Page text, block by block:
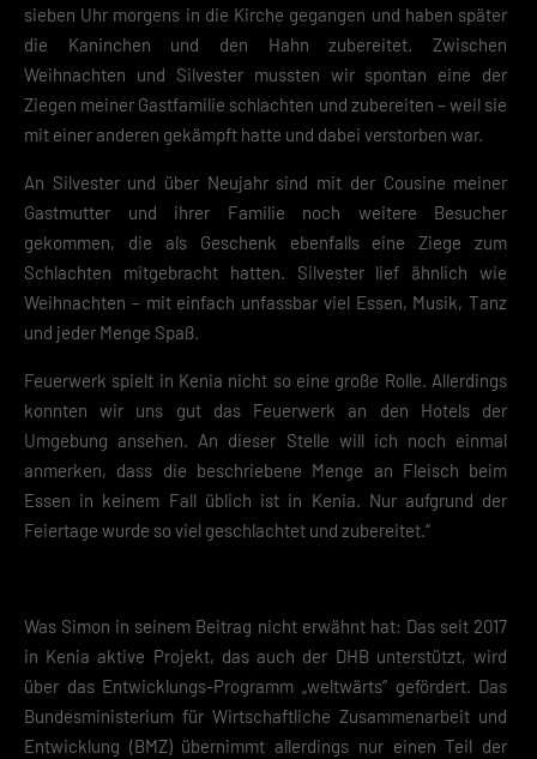
sieben Uhr morgens in die Kirche gegangen und haben später
die Kaninchen und den Hahn zubereitet. Zwischen
Weihnachten und Silvester mussten wir spontan eine der
Ziegen meiner Gastfamilie schlachten und zubereiten – weil sie
mit einer anderen gekämpft hatte und dabei verstorben war.
An Silvester und über Neujahr sind mit der Cousine meiner
Gastmutter und ihrer Familie noch weitere Besucher
gekommen, die als Geschenk ebenfalls eine Ziege zum
Schlachten mitgebracht hatten. Silvester lief ähnlich wie
Weihnachten – mit einfach unfassbar viel Essen, Musik, Tanz
und jeder Menge Spaß.
Feuerwerk spielt in Kenia nicht so eine große Rolle. Allerdings
konnten wir uns gut das Feuerwerk an den Hotels der
Umgebung ansehen. An dieser Stelle will ich noch einmal
anmerken, dass die beschriebene Menge an Fleisch beim
Essen in keinem Fall üblich ist in Kenia. Nur aufgrund der
Feiertage wurde so viel geschlachtet und zubereitet.“
Was Simon in seinem Beitrag nicht erwähnt hat: Das seit 2017
in Kenia aktive Projekt, das auch der DHB unterstützt, wird
über das Entwicklungs-Programm „weltwärts“ gefördert. Das
Bundesministerium für Wirtschaftliche Zusammenarbeit und
Entwicklung (BMZ) übernimmt allerdings nur einen Teil der